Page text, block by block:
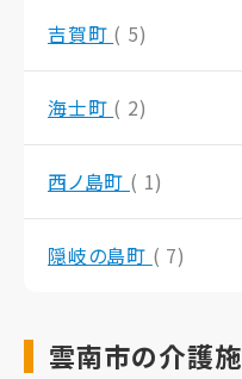
吉賀町 ( 5)
海士町 ( 2)
西ノ島町 ( 1)
隠岐の島町 ( 7)
雲南市の介護